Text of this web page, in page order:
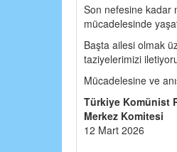
Son nefesine kadar
mücadelesinde
Başta ailesi olmak
taziyelerimizi
Mücadelesine ve
Türkiye Komünist
Merkez Komitesi
12 Mart 2026